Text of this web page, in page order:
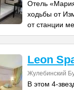
Отель
ходьбы от
от станции
Leon
Жулебинский
В этом 4-